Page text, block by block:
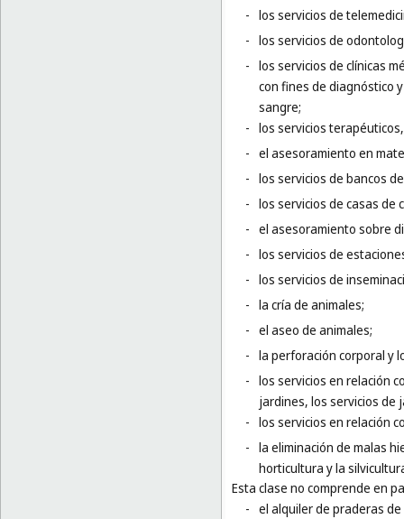
- los servicios de
- los servicios de
- los servicios de clínicas
con fines de diagnóstico
sangre;
- los servicios
- el asesoramiento en
- los servicios de bancos
- los servicios de casas de
- el asesoramiento sobre
- los servicios de
- los servicios de
- la cría de animales;
- el aseo de animales;
- la perforación corporal y
- los servicios en relación
jardines, los servicios de
- los servicios en relación
- la eliminación de malas
horticultura y la
Esta clase no comprende en
- el alquiler de praderas